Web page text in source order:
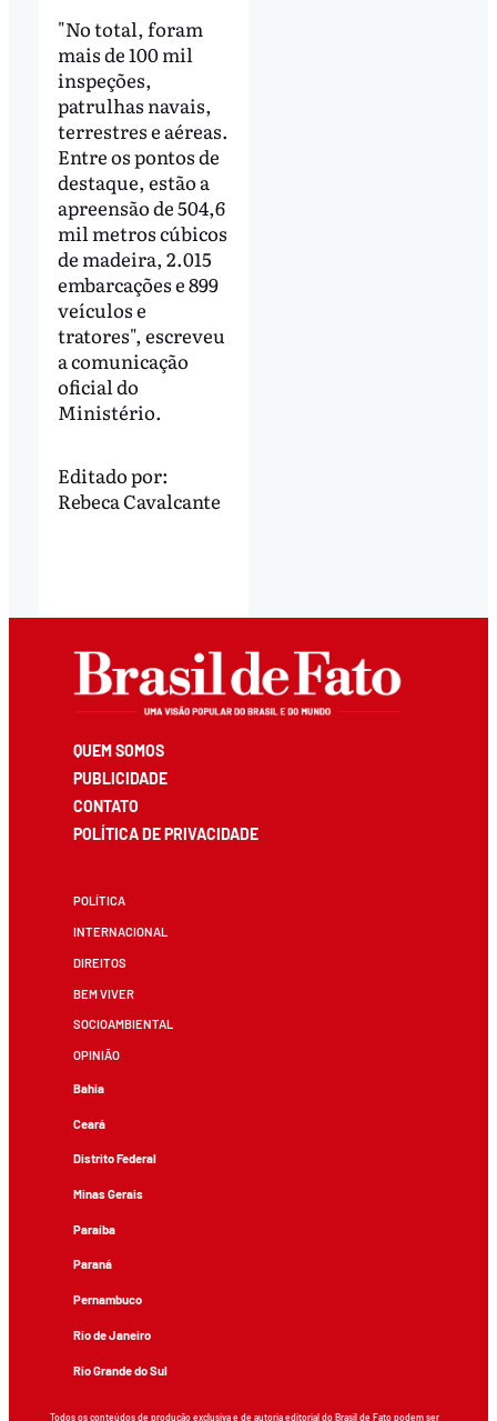
"No total, foram
mais de 100 mil
inspeções,
patrulhas navais,
terrestres e aéreas.
Entre os pontos de
destaque, estão a
apreensão de 504,6
mil metros cúbicos
de madeira, 2.015
embarcações e 899
veículos e
tratores", escreveu
a comunicação
oficial do
Ministério.
Editado por:
Rebeca Cavalcante
QUEM SOMOS
PUBLICIDADE
CONTATO
POLÍTICA DE PRIVACIDADE
POLÍTICA
INTERNACIONAL
DIREITOS
BEM VIVER
SOCIOAMBIENTAL
OPINIÃO
Bahia
Ceará
Distrito Federal
Minas Gerais
Paraíba
Paraná
Pernambuco
Rio de Janeiro
Rio Grande do Sul
Todos os conteúdos de produção exclusiva e de autoria editorial do Brasil de Fato podem ser